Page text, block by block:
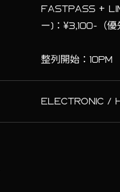
FASTPASS +
ー)：¥3,100-（優
整列開始：10PM
ELECTRONIC /